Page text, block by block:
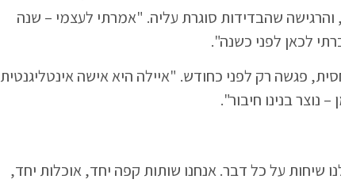
שהבדידות סוגרת עליה. "אמרתי לעצמי – שנה
לכאן לפני כשנה".
פגשה רק לפני כחודש. "איילה היא אישה אינטליגנטית
בנינו חיבור".
שיחות על כל דבר. אנחנו שותות קפה יחד, אוכלות יחד,